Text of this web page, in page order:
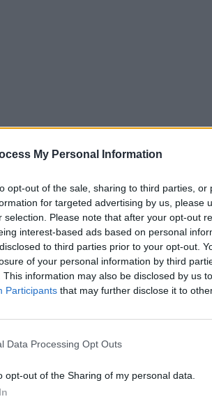
My Personal Information
opt-out of the sale, sharing to third parties,
for targeted advertising by us, please
selection. Please note that after your opt-out
interest-based ads based on personal
to third parties prior to your opt-out.
of your personal information by third
This information may also be disclosed by us
Participants that may further disclose it to
Data Processing Opt Outs
opt-out of the Sharing of my personal data.
județe. Sau de la București. Județul
destul de mare.
aș propune de urgență bariere
„economic” trumpist. Se produc
mașini, nu să le aducem din Argeș.
dezvolta imens cu aceste taxe
Bani la bugetul local, impulsionarea
capete, ar avea loc de muncă acasă la ei.
la intrarea fiecărui oraș din județ. Când